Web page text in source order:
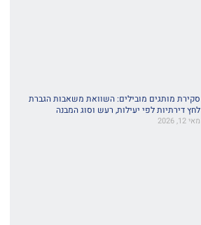
סקירת מותגים מובילים: השוואת משאבות הגברת
לחץ דירתיות לפי יעילות, רעש וסוג המבנה
מאי 12, 2026